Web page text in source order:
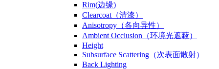
Rim(边缘)
Clearcoat（清漆）
Anisotropy（各向异性）
Ambient Occlusion（环境光遮蔽）
Height
Subsurface Scattering（次表面散射）
Back Lighting